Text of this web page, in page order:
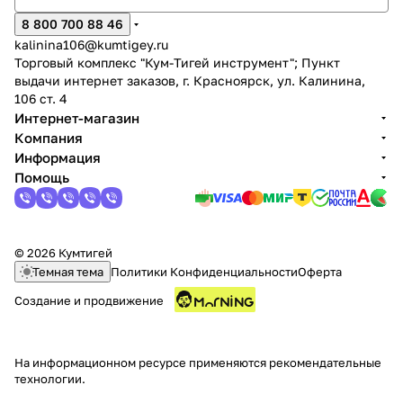
8 800 700 88 46
kalinina106@kumtigey.ru
Торговый комплекс "Кум-Тигей инструмент"; Пункт
выдачи интернет заказов, г. Красноярск, ул. Калинина,
106 ст. 4
Интернет-магазин
Компания
Информация
Помощь
© 2026 Кумтигей
Темная тема Политики КонфиденциальностиОферта
Создание и продвижение
На информационном ресурсе применяются рекомендательные
технологии.